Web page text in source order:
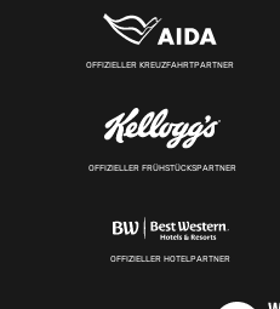
OFFIZIELLER KREUZFAHRTPARTNER
OFFIZIELLER FRÜHSTÜCKSPARTNER
OFFIZIELLER HOTELPARTNER